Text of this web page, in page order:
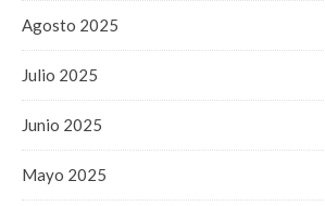
Agosto 2025
Julio 2025
Junio 2025
Mayo 2025